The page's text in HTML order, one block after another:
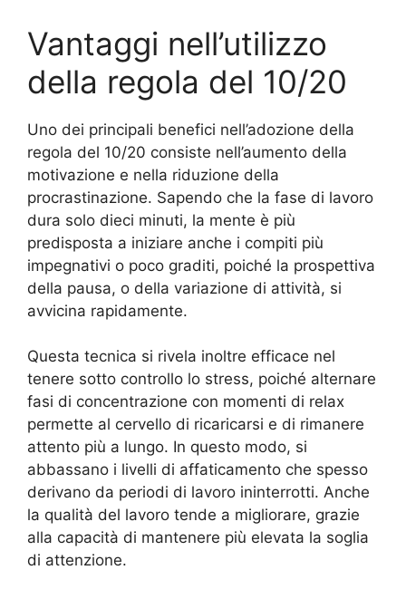
Vantaggi nell’utilizzo
della regola del 10/20
Uno dei principali benefici nell’adozione della
regola del 10/20 consiste nell’aumento della
motivazione e nella riduzione della
procrastinazione. Sapendo che la fase di lavoro
dura solo dieci minuti, la mente è più
predisposta a iniziare anche i compiti più
impegnativi o poco graditi, poiché la prospettiva
della pausa, o della variazione di attività, si
avvicina rapidamente.
Questa tecnica si rivela inoltre efficace nel
tenere sotto controllo lo stress, poiché alternare
fasi di concentrazione con momenti di relax
permette al cervello di ricaricarsi e di rimanere
attento più a lungo. In questo modo, si
abbassano i livelli di affaticamento che spesso
derivano da periodi di lavoro ininterrotti. Anche
la qualità del lavoro tende a migliorare, grazie
alla capacità di mantenere più elevata la soglia
di attenzione.